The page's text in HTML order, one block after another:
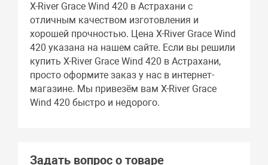
X-River Grace Wind 420 в Астрахани с
отличным качеством изготовления и
хорошей прочностью. Цена X-River Grace Wind
420 указана на нашем сайте. Если вы решили
купить X-River Grace Wind 420 в Астрахани,
просто оформите заказ у нас в интернет-
магазине. Мы привезём вам X-River Grace
Wind 420 быстро и недорого.
Задать вопрос о товаре